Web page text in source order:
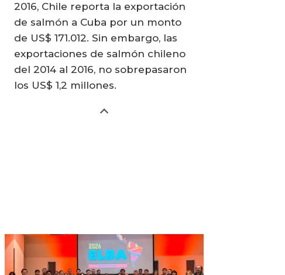
2016, Chile reporta la exportación
de salmón a Cuba por un monto
de US$ 171.012. Sin embargo, las
exportaciones de salmón chileno
del 2014 al 2016, no sobrepasaron
los US$ 1,2 millones.